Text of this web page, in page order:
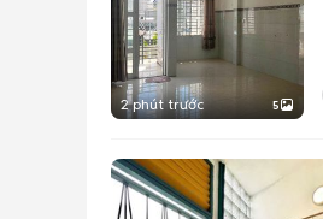
2 phút trước 5